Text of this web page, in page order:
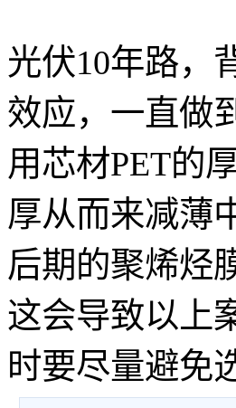
光伏10年路，
效应，一直做
用芯材PET的
厚从而来减薄
后期的聚烯烃
这会导致以上
时要尽量避免